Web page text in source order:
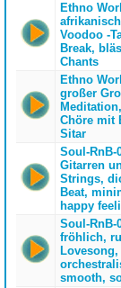
Ethno
Voodoo -
Break,
Chants
Ethno
großer
Chöre mit
Sitar
Soul-RnB-
Gitarren
Strings,
Beat,
happy
Soul-RnB-
fröhlich,
Lovesong,
smooth,